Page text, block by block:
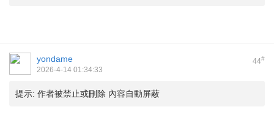
44#
yondame
2026-4-14 01:34:33
提示: 作者被禁止或刪除 內容自動屏蔽